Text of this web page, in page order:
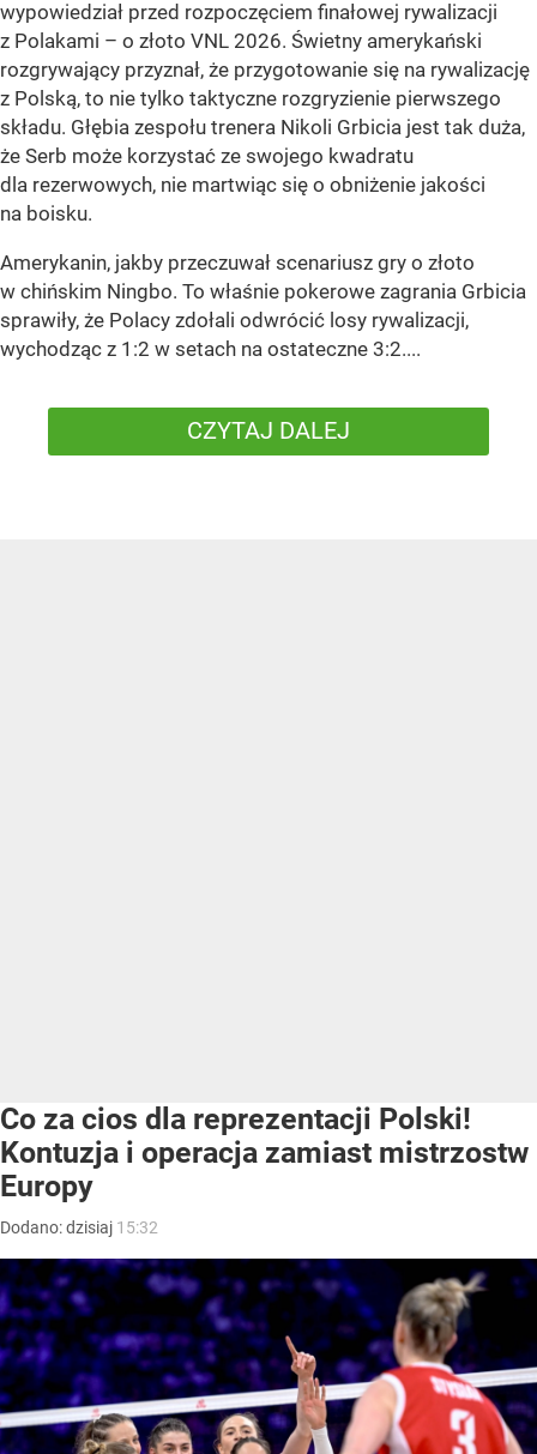
wypowiedział przed rozpoczęciem finałowej rywalizacji
z Polakami – o złoto VNL 2026. Świetny amerykański
rozgrywający przyznał, że przygotowanie się na rywalizację
z Polską, to nie tylko taktyczne rozgryzienie pierwszego
składu. Głębia zespołu trenera Nikoli Grbicia jest tak duża,
że Serb może korzystać ze swojego kwadratu
dla rezerwowych, nie martwiąc się o obniżenie jakości
na boisku.
Amerykanin, jakby przeczuwał scenariusz gry o złoto
w chińskim Ningbo. To właśnie pokerowe zagrania Grbicia
sprawiły, że Polacy zdołali odwrócić losy rywalizacji,
wychodząc z 1:2 w setach na ostateczne 3:2....
CZYTAJ DALEJ
Co za cios dla reprezentacji Polski!
Kontuzja i operacja zamiast mistrzostw
Europy
Dodano:dzisiaj 15:32